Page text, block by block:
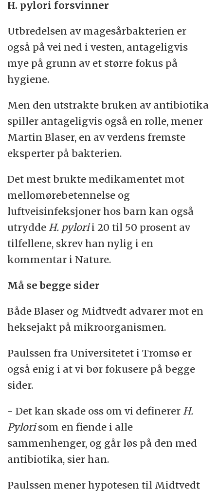
H. pylori forsvinner
Utbredelsen av magesårbakterien er
også på vei ned i vesten, antageligvis
mye på grunn av et større fokus på
hygiene.
Men den utstrakte bruken av antibiotika
spiller antageligvis også en rolle, mener
Martin Blaser, en av verdens fremste
eksperter på bakterien.
Det mest brukte medikamentet mot
mellomørebetennelse og
luftveisinfeksjoner hos barn kan også
utrydde H. pylorii 20 til 50 prosent av
tilfellene, skrev han nylig i en
kommentar i Nature.
Må se begge sider
Både Blaser og Midtvedt advarer mot en
heksejakt på mikroorganismen.
Paulssen fra Universitetet i Tromsø er
også enig i at vi bør fokusere på begge
sider.
- Det kan skade oss om vi definerer H.
Pylorisom en fiende i alle
sammenhenger, og går løs på den med
antibiotika, sier han.
Paulssen mener hypotesen til Midtvedt